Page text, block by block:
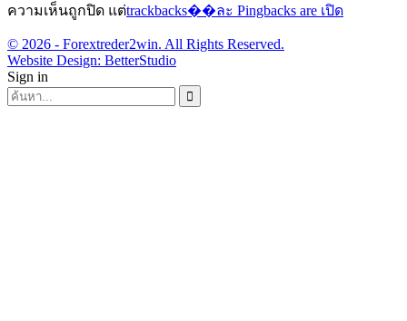
ความเห็นถูกปิด แต่trackbacks��ละ Pingbacks are เปิด
© 2026 - Forextreder2win. All Rights Reserved.
Website Design: BetterStudio
Sign in